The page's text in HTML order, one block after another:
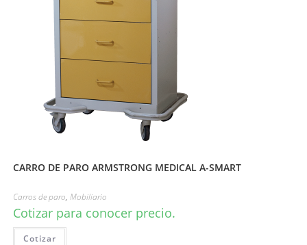
CARRO DE PARO ARMSTRONG MEDICAL A-SMART
Carros de paro, Mobiliario
Cotizar para conocer precio.
Cotizar